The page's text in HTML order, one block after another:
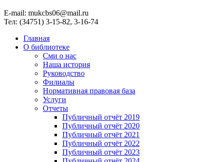
Е-mail: mukcbs06@mail.ru
Тел: (34751) 3-15-82, 3-16-74
Главная
О библиотеке
Сми о нас
Наша история
Руководство
Филиалы
Нормативная правовая база
Услуги
Отчеты
Публичный отчёт 2019
Публичный отчёт 2020
Публичный отчёт 2021
Публичный отчёт 2022
Публичный отчёт 2023